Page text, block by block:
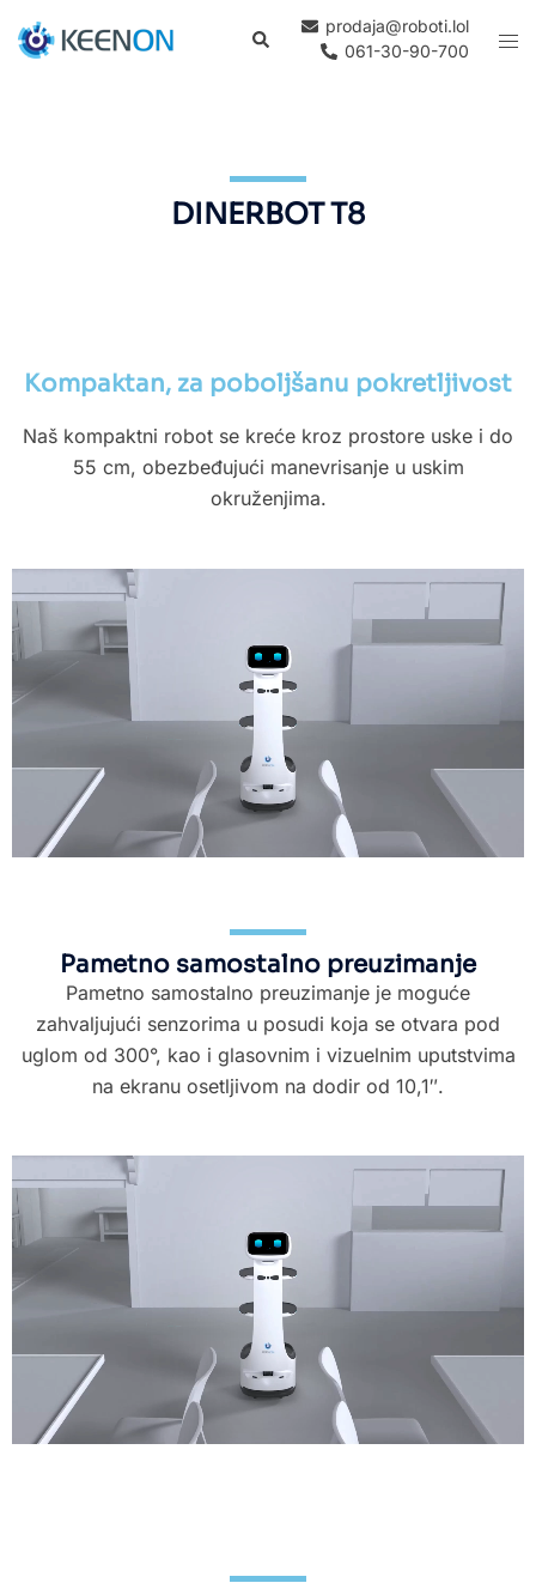
prodaja@roboti.lol
061-30-90-700
DINERBOT T8
Kompaktan, za poboljšanu pokretljivost
Naš kompaktni robot se kreće kroz prostore uske i do
55 cm, obezbeđujući manevrisanje u uskim
okruženjima.
Pametno samostalno preuzimanje
Pametno samostalno preuzimanje je moguće
zahvaljujući senzorima u posudi koja se otvara pod
uglom od 300°, kao i glasovnim i vizuelnim uputstvima
na ekranu osetljivom na dodir od 10,1″.